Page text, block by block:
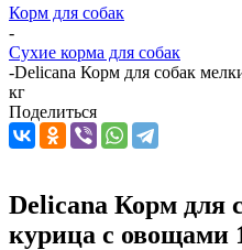
Корм для собак
-
Сухие корма для собак
-Delicana Корм для собак
кг
Поделиться
Delicana Корм для
курица с овощами